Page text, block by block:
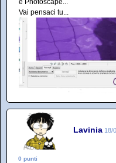
Vai pensaci tu...
Lavinia 18/
0 punti